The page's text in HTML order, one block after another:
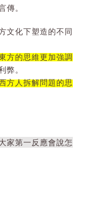
傳。
文化下塑造的不同
方的思維更加強調
弊。
方人拆解問題的思
家第一反應會說怎